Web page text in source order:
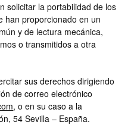
solicitar la portabilidad de los
han proporcionado en un
y de lectura mecánica,
o transmitidos a otra
sus derechos dirigiendo
de correo electrónico
, o en su caso a la
54 Sevilla – España.